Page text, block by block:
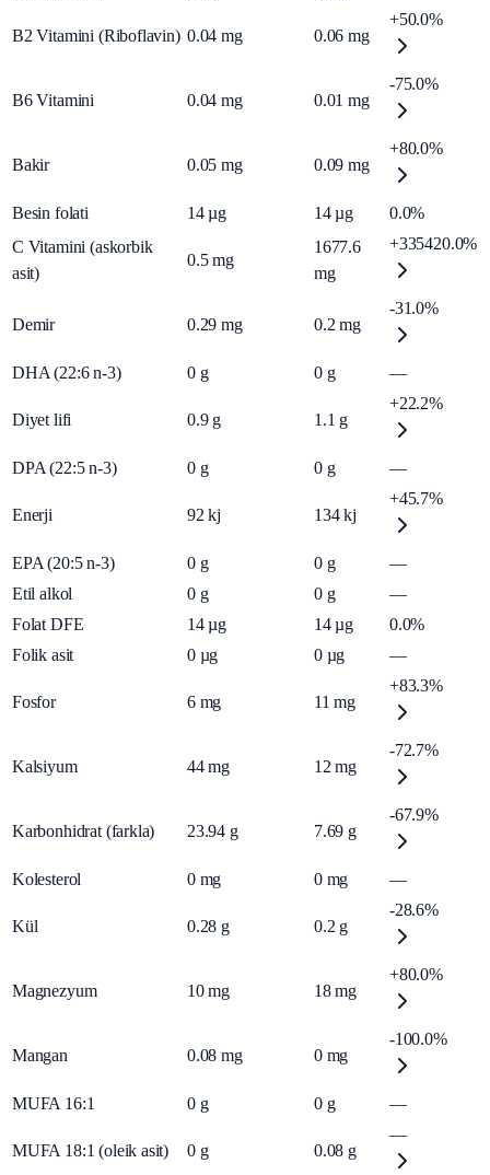
B2 Vitamini (Riboflavin) 0.04 mg 0.06 mg
+50.0%
B6 Vitamini 0.04 mg 0.01 mg
-75.0%
Bakir 0.05 mg 0.09 mg
+80.0%
Besin folati 14 µg 14 µg
0.0%
C Vitamini (askorbik
asit)
0.5 mg
1677.6
mg
+335420.0%
Demir 0.29 mg 0.2 mg
-31.0%
DHA (22:6 n-3) 0 g 0 g —
Diyet lifi 0.9 g 1.1 g
+22.2%
DPA (22:5 n-3) 0 g 0 g —
Enerji 92 kj 134 kj
+45.7%
EPA (20:5 n-3) 0 g 0 g
—
Etil alkol
0 g 0 g
—
Folat DFE
14 µg 14 µg
0.0%
Folik asit
0 µg 0 µg —
Fosfor 6 mg 11 mg
+83.3%
Kalsiyum 44 mg 12 mg
-72.7%
Karbonhidrat (farkla) 23.94 g 7.69 g
-67.9%
Kolesterol 0 mg 0 mg —
Kül 0.28 g 0.2 g
-28.6%
Magnezyum 10 mg 18 mg
+80.0%
Mangan 0.08 mg 0 mg
-100.0%
MUFA 16:1 0 g 0 g —
MUFA 18:1 (oleik asit) 0 g 0.08 g
—